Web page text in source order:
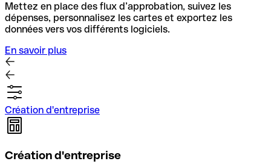
Mettez en place des flux d’approbation, suivez les
dépenses, personnalisez les cartes et exportez les
données vers vos différents logiciels.
En savoir plus
Création d'entreprise
Création d'entreprise